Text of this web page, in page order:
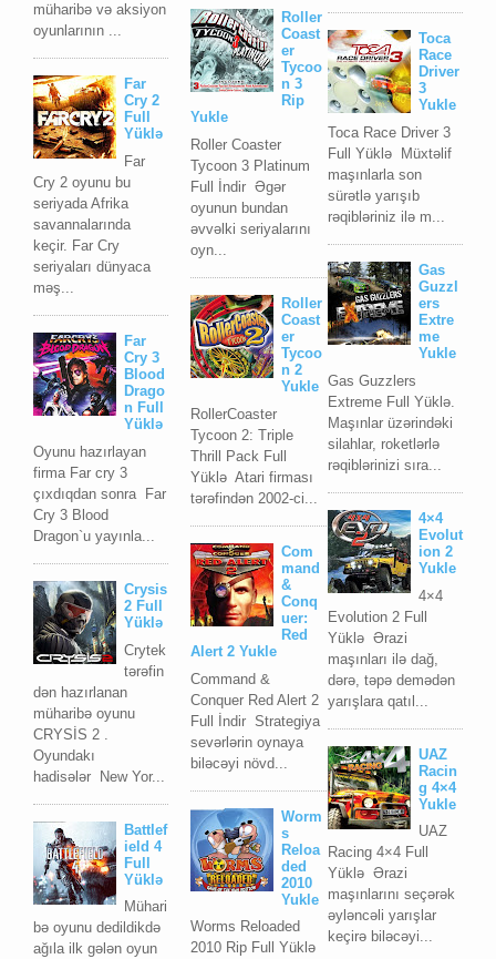
müharibə və aksiyon
oyunlarının ...
Far
Cry 2
Full
Yüklə
Far
Cry 2 oyunu bu
seriyada Afrika
savannalarında
keçir. Far Cry
seriyaları dünyaca
məş...
Far
Cry 3
Blood
Drago
n Full
Yüklə
Oyunu hazırlayan
firma Far cry 3
çıxdıqdan sonra Far
Cry 3 Blood
Dragon`u yayınla...
Crysis
2 Full
Yüklə
Crytek
tərəfin
dən hazırlanan
müharibə oyunu
CRYSİS 2 .
Oyundakı
hadisələr New Yor...
Battlef
ield 4
Full
Yüklə
Mühari
bə oyunu dedildikdə
ağıla ilk gələn oyun
Toca
Race
Driver
3
Yukle
Toca Race Driver 3
Full Yüklə Müxtəlif
maşınlarla son
sürətlə yarışıb
rəqibləriniz ilə m...
Gas
Guzzl
ers
Extre
me
Yukle
Gas Guzzlers
Extreme Full Yüklə.
Maşınlar üzərindəki
silahlar, roketlərlə
rəqiblərinizi sıra...
4×4
Evolut
ion 2
Yukle
4×4
Evolution 2 Full
Yüklə Ərazi
maşınları ilə dağ,
dərə, təpə demədən
yarışlara qatıl...
UAZ
Racin
g 4×4
Yukle
UAZ
Racing 4×4 Full
Yüklə Ərazi
maşınlarını seçərək
əyləncəli yarışlar
keçirə biləcəyi...
Roller
Coast
er
Tycoo
n 3
Rip
Yukle
Roller Coaster
Tycoon 3 Platinum
Full İndir Əgər
oyunun bundan
əvvəlki seriyalarını
oyn...
Roller
Coast
er
Tycoo
n 2
Yukle
RollerCoaster
Tycoon 2: Triple
Thrill Pack Full
Yüklə Atari firması
tərəfindən 2002-ci...
Com
mand
&
Conq
uer:
Red
Alert 2 Yukle
Command &
Conquer Red Alert 2
Full İndir Strategiya
sevərlərin oynaya
biləcəyi növd...
Worm
s
Reloa
ded
2010
Yukle
Worms Reloaded
2010 Rip Full Yüklə